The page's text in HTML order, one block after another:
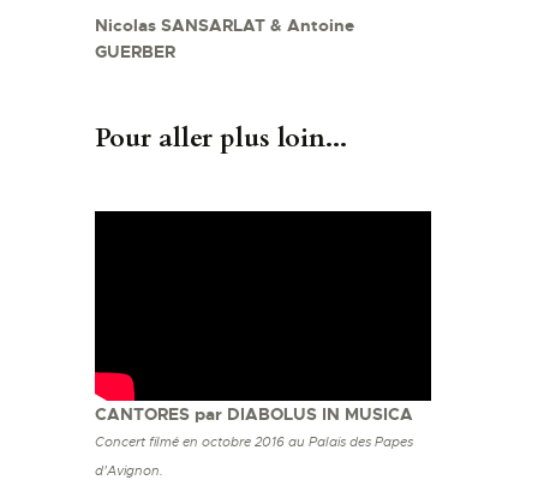
Nicolas SANSARLAT & Antoine
GUERBER
Pour aller plus loin...
CANTORES par DIABOLUS IN MUSICA
Concert filmé en octobre 2016 au Palais des Papes
d’Avignon.